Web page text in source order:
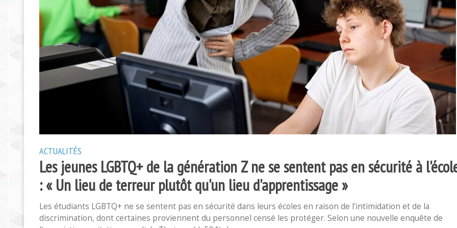
ACTUALITÉS
Les jeunes LGBTQ+ de la génération Z ne se sentent pas en sécurité à
: « Un lieu de terreur plutôt qu'un lieu d'apprentissage »
Les étudiants LGBTQ+ ne se sentent pas en sécurité dans leurs écoles en raison de l’intimidation et de la
discrimination, dont certaines proviennent du personnel censé les protéger. Selon une nouvelle enquête de